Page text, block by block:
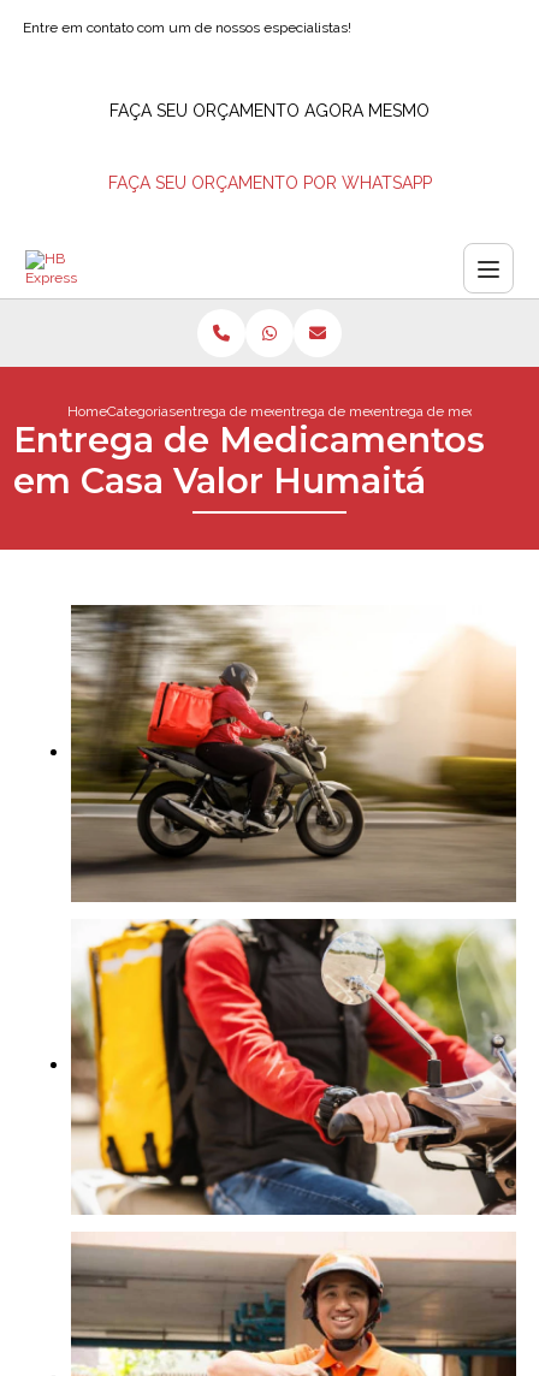
Entre em contato com um de nossos especialistas!
FAÇA SEU ORÇAMENTO AGORA MESMO
FAÇA SEU ORÇAMENTO POR WHATSAPP
HomeCategoriasentrega de medicamentosentrega de medicamentos delivery
entrega de
Entrega de Medicamentos
em Casa Valor Humaitá